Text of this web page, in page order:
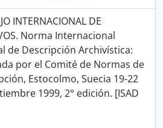
INTERNACIONAL DE
Norma Internacional
de Descripción Archivística:
por el Comité de Normas de
Estocolmo, Suecia 19-22
1999, 2° edición. [ISAD